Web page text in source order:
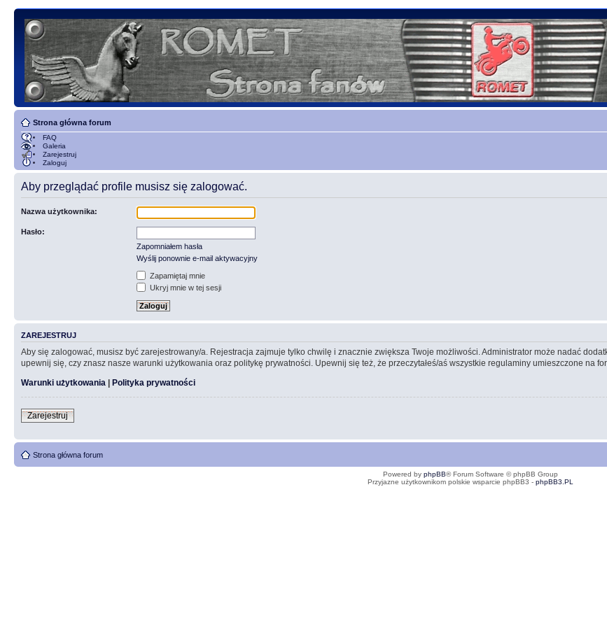
Strona główna forum
FAQ
Galeria
Zarejestruj
Zaloguj
Aby przeglądać profile musisz się zalogować.
Nazwa użytkownika:
Hasło:
Zapomniałem hasła
Wyślij ponownie e-mail aktywacyjny
Zapamiętaj mnie
Ukryj mnie w tej sesji
ZAREJESTRUJ
Aby się zalogować, musisz być zarejestrowany/a. Rejestracja zajmuje tylko chwilę i znacznie zwiększa Twoje możliwości. Administrator może nadać
upewnij się, czy znasz nasze warunki użytkowania oraz politykę prywatności. Upewnij się też, że przeczytałeś/aś wszystkie regulaminy umieszczone na
Warunki użytkowania | Polityka prywatności
Zarejestruj
Strona główna forum
Powered by phpBB® Forum Software © phpBB Group
Przyjazne użytkownikom polskie wsparcie phpBB3 - phpBB3.PL